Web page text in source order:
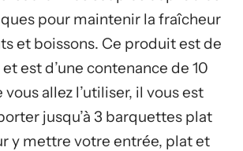
pour maintenir la fraîcheur
et boissons. Ce produit est de
est d’une contenance de 10
allez l’utiliser, il vous est
jusqu’à 3 barquettes plat
y mettre votre entrée, plat et